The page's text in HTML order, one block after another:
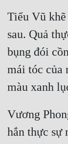
Dã Sử
Dị Năng
Góc Nhìn Nữ
Huyền Huyễn
Tiểu Vũ
sau. Quả
bụng đói
mái tóc của
Vương
hắn thực sự